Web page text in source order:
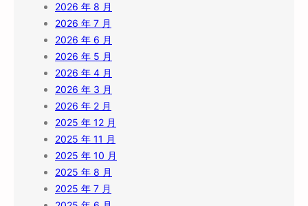
2026 年 8 月
2026 年 7 月
2026 年 6 月
2026 年 5 月
2026 年 4 月
2026 年 3 月
2026 年 2 月
2025 年 12 月
2025 年 11 月
2025 年 10 月
2025 年 8 月
2025 年 7 月